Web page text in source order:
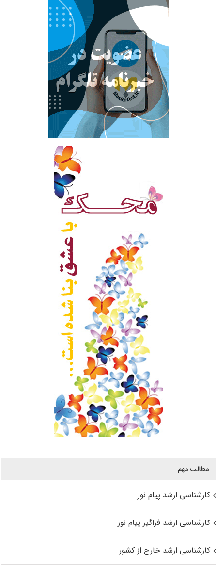
مطالب مهم
کارشناسی ارشد پیام نور
کارشناسی ارشد فراگیر پیام نور
کارشناسی ارشد خارج از کشور